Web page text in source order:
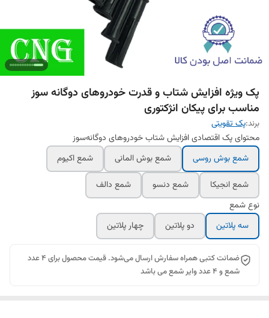
پک ویژه افزایش شتاب و قدرت خودروهای دوگانه‌ سوز
مناسب برای پیکان انژکتوری
برند:پک تقویتی
محتوای پک اقتصادی افزایش شتاب خودروهای دوگانه‌سوز
شمع بوش روسی
شمع بوش المانی
شمع اکیوم
شمع انجیکا
شمع دنسو
شمع دالف
نوع شمع
سه پلاتین
دو پلاتین چهار پلاتین
ضمانت کتبی همراه سفارش ارسال می‌شود. قیمت محصول برای 4 عدد
شمع و 4 عدد وایر شمع می باشد